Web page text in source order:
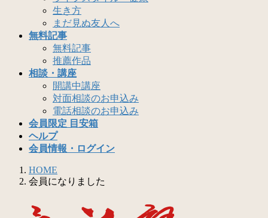
生き方
まだ見ぬ友人へ
無料記事
無料記事
推薦作品
相談・講座
開講中講座
対面相談のお申込み
電話相談のお申込み
会員限定 目安箱
ヘルプ
会員情報・ログイン
HOME
会員になりました